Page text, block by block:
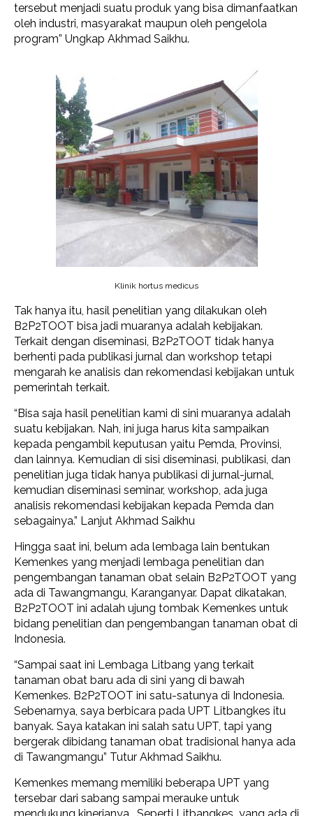
tersebut menjadi suatu produk yang bisa dimanfaatkan
oleh industri, masyarakat maupun oleh pengelola
program” Ungkap Akhmad Saikhu.
Klinik hortus medicus
Tak hanya itu, hasil penelitian yang dilakukan oleh
B2P2TOOT bisa jadi muaranya adalah kebijakan.
Terkait dengan diseminasi, B2P2TOOT tidak hanya
berhenti pada publikasi jurnal dan workshop tetapi
mengarah ke analisis dan rekomendasi kebijakan untuk
pemerintah terkait.
“Bisa saja hasil penelitian kami di sini muaranya adalah
suatu kebijakan. Nah, ini juga harus kita sampaikan
kepada pengambil keputusan yaitu Pemda, Provinsi,
dan lainnya. Kemudian di sisi diseminasi, publikasi, dan
penelitian juga tidak hanya publikasi di jurnal-jurnal,
kemudian diseminasi seminar, workshop, ada juga
analisis rekomendasi kebijakan kepada Pemda dan
sebagainya.” Lanjut Akhmad Saikhu
Hingga saat ini, belum ada lembaga lain bentukan
Kemenkes yang menjadi lembaga penelitian dan
pengembangan tanaman obat selain B2P2TOOT yang
ada di Tawangmangu, Karanganyar. Dapat dikatakan,
B2P2TOOT ini adalah ujung tombak Kemenkes untuk
bidang penelitian dan pengembangan tanaman obat di
Indonesia.
“Sampai saat ini Lembaga Litbang yang terkait
tanaman obat baru ada di sini yang di bawah
Kemenkes. B2P2TOOT ini satu-satunya di Indonesia.
Sebenarnya, saya berbicara pada UPT Litbangkes itu
banyak. Saya katakan ini salah satu UPT, tapi yang
bergerak dibidang tanaman obat tradisional hanya ada
di Tawangmangu” Tutur Akhmad Saikhu.
Kemenkes memang memiliki beberapa UPT yang
tersebar dari sabang sampai merauke untuk
mendukung kinerjanya. Seperti Litbangkes yang ada di